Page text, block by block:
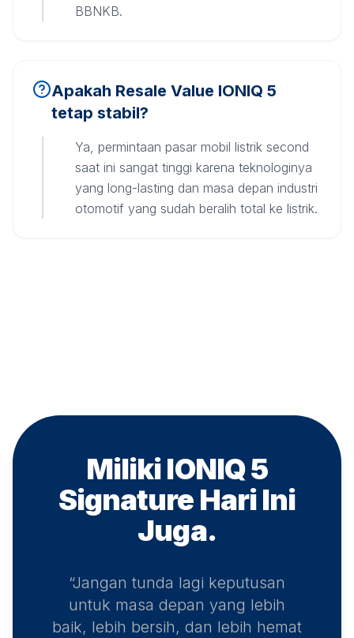
BBNKB.
Apakah Resale Value IONIQ 5
tetap stabil?
Ya, permintaan pasar mobil listrik second
saat ini sangat tinggi karena teknologinya
yang long-lasting dan masa depan industri
otomotif yang sudah beralih total ke listrik.
Miliki IONIQ 5
Signature Hari Ini
Juga.
“Jangan tunda lagi keputusan
untuk masa depan yang lebih
baik, lebih bersih, dan lebih hemat